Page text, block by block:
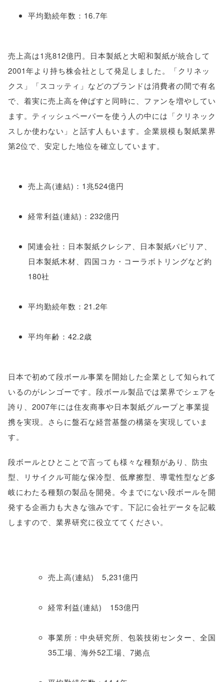
平均勤続年数：16.7年
売上高は1兆812億円。日本製紙と大昭和製紙が統合して
2001年より持ち株会社として発足しました。「クリネッ
クス」「スコッティ」などのブランドは消費者の間で有名
で、着実に売上高を伸ばすと同時に、ファンを増やしてい
ます。ティッシュペーパーを使う人の中には「クリネック
スしか使わない」と話す人もいます。企業規模も製紙業界
第2位で、安定した地位を確立しています。
売上高(連結)：1兆524億円
経常利益(連結)：232億円
関連会社：日本製紙クレシア、日本製紙パピリア、
日本製紙木材、四国コカ・コーラボトリングなど約
180社
平均勤続年数：21.2年
平均年齢：42.2歳
日本で初めて段ボール事業を開始した企業として知られて
いるのがレンゴーです。段ボール製品では業界でシェアを
誇り、2007年には住友商事や日本製紙グループと事業提
携を実現。さらに盤石な経営基盤の構築を実現していま
す。
段ボールとひとことで言っても様々な種類があり、防虫
型、リサイクル可能な保冷型、低摩擦型、導電性型など多
岐にわたる種類の製品を開発。今までにない段ボールを開
発する企画力も大きな強みです。下記に会社データを記載
しますので、業界研究に役立ててください。
売上高(連結) 5,231億円
経常利益(連結) 153億円
事業所：中央研究所、包装技術センター、全国
35工場、海外52工場、7拠点